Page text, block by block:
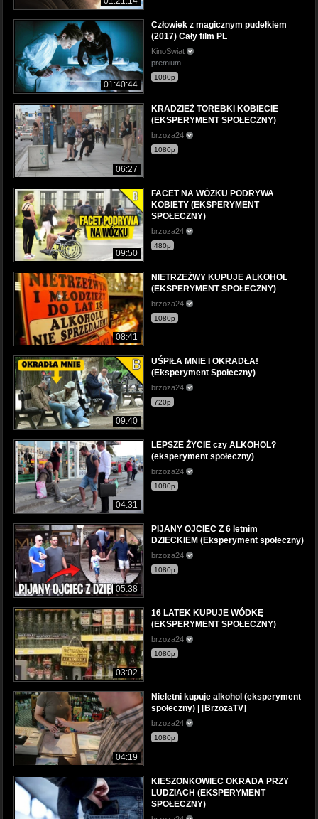
01:40:44
Człowiek z magicznym pudełkiem
(2017) Cały film PL
KinoSwiat
premium
1080p
06:27
KRADZIEŻ TOREBKI KOBIECIE
(EKSPERYMENT SPOŁECZNY)
brzoza24
1080p
09:50
FACET NA WÓZKU PODRYWA
KOBIETY (EKSPERYMENT
SPOŁECZNY)
brzoza24
480p
08:41
NIETRZEŹWY KUPUJE ALKOHOL
(EKSPERYMENT SPOŁECZNY)
brzoza24
1080p
09:40
UŚPIŁA MNIE I OKRADŁA!
(Eksperyment Społeczny)
brzoza24
720p
04:31
LEPSZE ŻYCIE czy ALKOHOL?
(eksperyment społeczny)
brzoza24
1080p
05:38
PIJANY OJCIEC Z 6 letnim
DZIECKIEM (Eksperyment społeczny)
brzoza24
1080p
03:02
16 LATEK KUPUJE WÓDKĘ
(EKSPERYMENT SPOŁECZNY)
brzoza24
1080p
04:19
Nieletni kupuje alkohol (eksperyment
społeczny) | [BrzozaTV]
brzoza24
1080p
KIESZONKOWIEC OKRADA PRZY
LUDZIACH (EKSPERYMENT
SPOŁECZNY)